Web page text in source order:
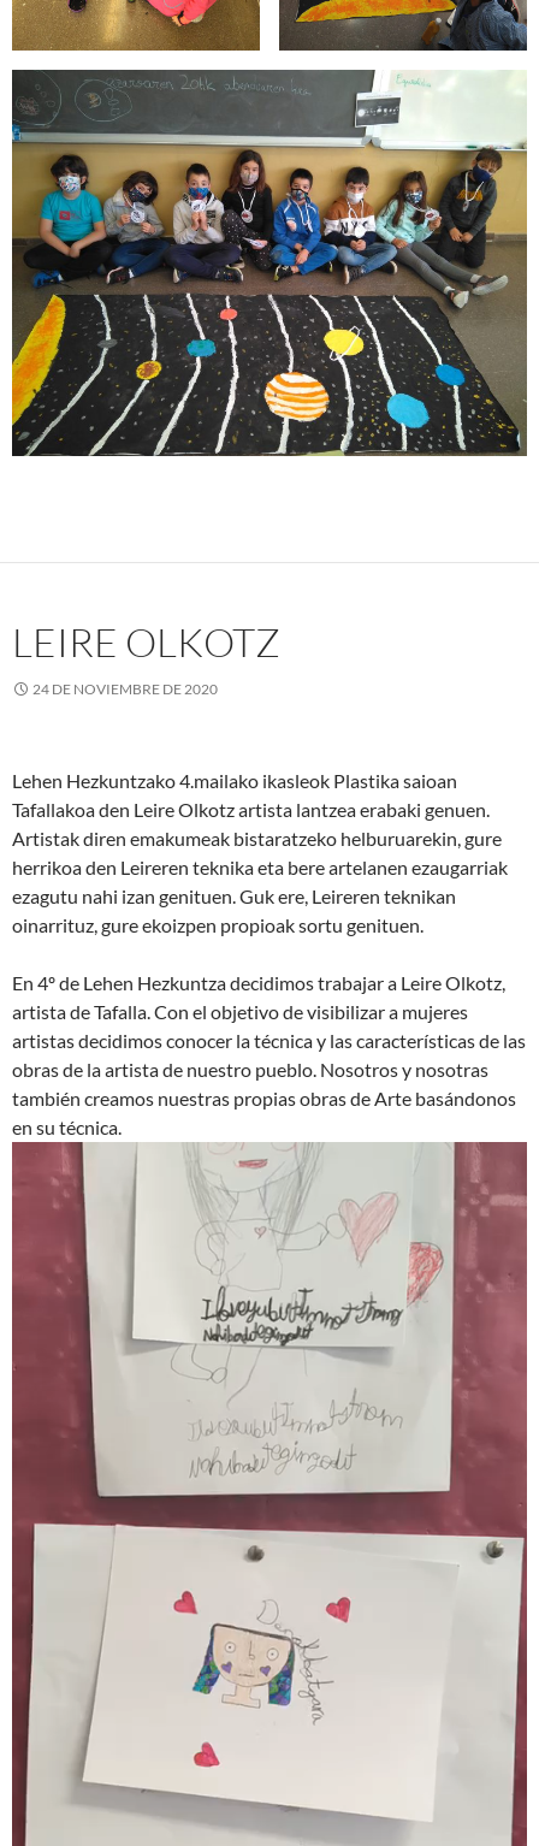
LEIRE OLKOTZ
24 DE NOVIEMBRE DE 2020
Lehen Hezkuntzako 4.mailako ikasleok Plastika saioan
Tafallakoa den Leire Olkotz artista lantzea erabaki genuen.
Artistak diren emakumeak bistaratzeko helburuarekin, gure
herrikoa den Leireren teknika eta bere artelanen ezaugarriak
ezagutu nahi izan genituen. Guk ere, Leireren teknikan
oinarrituz, gure ekoizpen propioak sortu genituen.
En 4º de Lehen Hezkuntza decidimos trabajar a Leire Olkotz,
artista de Tafalla. Con el objetivo de visibilizar a mujeres
artistas decidimos conocer la técnica y las características de las
obras de la artista de nuestro pueblo. Nosotros y nosotras
también creamos nuestras propias obras de Arte basándonos
en su técnica.